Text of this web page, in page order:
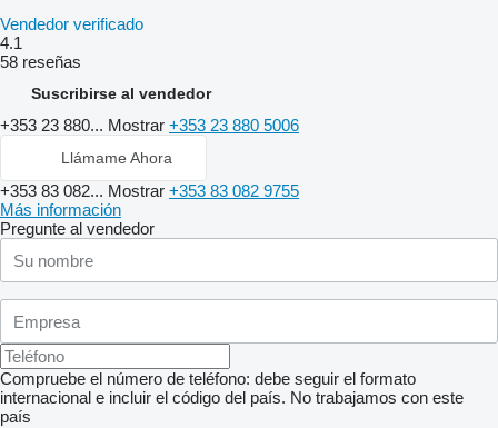
Vendedor verificado
4.1
58 reseñas
Suscribirse al vendedor
+353 23 880... Mostrar +353 23 880 5006
Llámame Ahora
+353 83 082... Mostrar +353 83 082 9755
Más información
Pregunte al vendedor
Compruebe el número de teléfono: debe seguir el formato
internacional e incluir el código del país. No trabajamos con este
país